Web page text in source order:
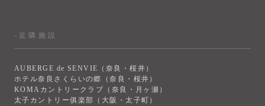
-近隣施設
AUBERGE de SENVIE（奈良・桜井）
ホテル奈良さくらいの郷（奈良・桜井）
KOMAカントリークラブ（奈良・月ヶ瀬）
太子カントリー俱楽部（大阪・太子町）